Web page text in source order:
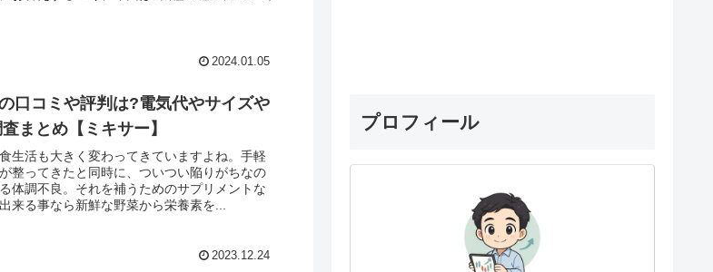
2024.01.05
口コミや評判は?電気代やサイズや
まとめ【ミキサー】
生活も大きく変わってきていますよね。手軽
整ってきたと同時に、ついつい陥りがちなの
体調不良。それを補うためのサプリメントな
来る事なら新鮮な野菜から栄養素を...
2023.12.24
プロフィール